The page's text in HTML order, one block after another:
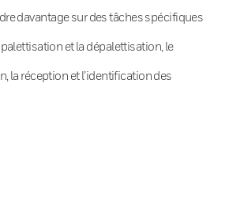
davantage sur des tâches spécifiques
et la dépalettisation, le
la réception et l’identification des